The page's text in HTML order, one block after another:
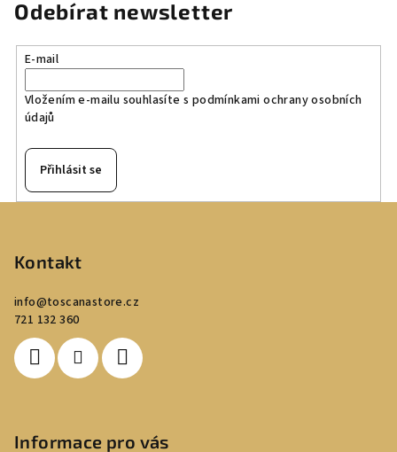
Odebírat newsletter
E-mail
Vložením e-mailu souhlasíte s podmínkami ochrany osobních
údajů
Přihlásit se
Kontakt
info@toscanastore.cz
721 132 360
Informace pro vás